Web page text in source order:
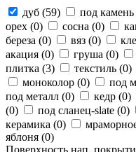
дуб (59) под камень
орех (0) сосна (0)
береза (0) вяз (0)
акация (0) груша (0)
плитка (3) текстиль (0)
моноколор (0) под
под металл (0) кедр (0)
(0) под сланец-slate (0)
керамика (0)
яблоня (0)
Поверхность нап.